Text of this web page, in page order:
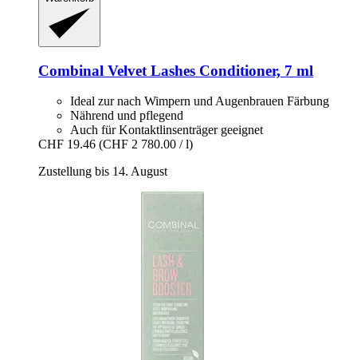
Combinal Velvet Lashes Conditioner, 7 ml
Ideal zur nach Wimpern und Augenbrauen Färbung
Nährend und pflegend
Auch für Kontaktlinsenträger geeignet
CHF 19.46 (CHF 2 780.00 / l)
Zustellung bis 14. August